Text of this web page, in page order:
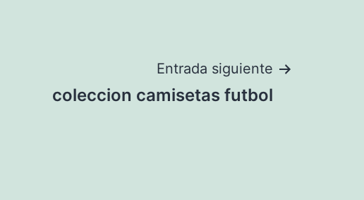
Entrada siguiente
coleccion camisetas futbol